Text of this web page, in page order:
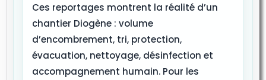
Ces reportages montrent la réalité d’un
chantier Diogène : volume
d’encombrement, tri, protection,
évacuation, nettoyage, désinfection et
accompagnement humain. Pour les